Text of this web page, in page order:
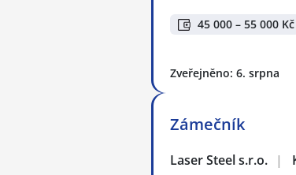
45 000 – 55 000 Kč
Zveřejněno: 6. srpna
Zámečník
Laser Steel s.r.o. |